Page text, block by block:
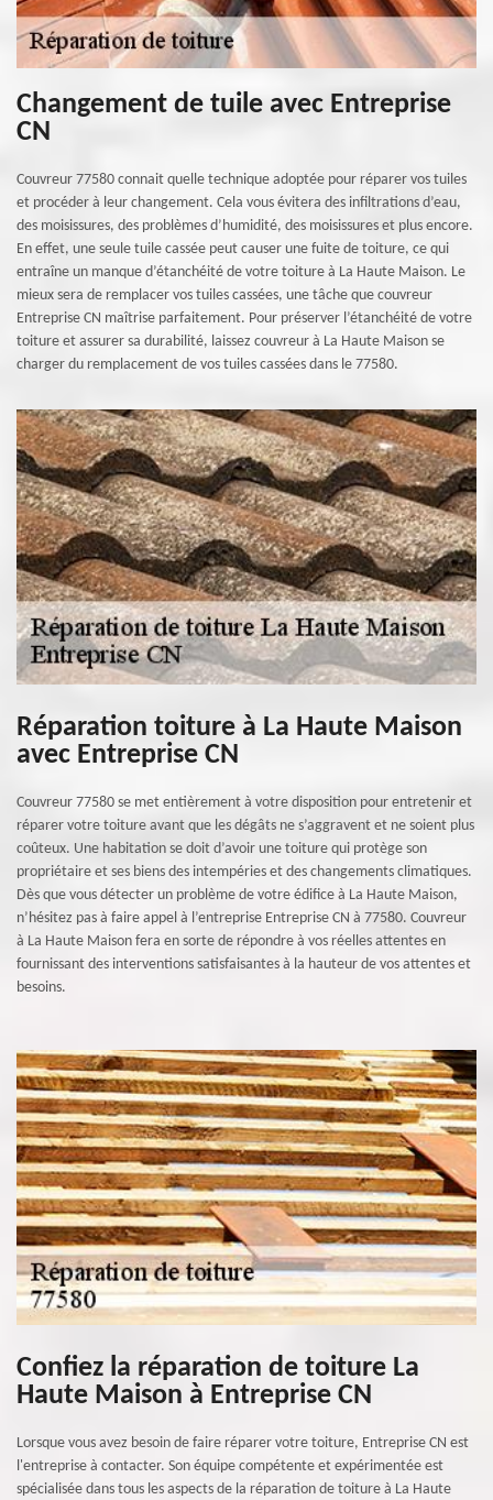
Changement de tuile avec Entreprise
CN
Couvreur 77580 connait quelle technique adoptée pour réparer vos tuiles
et procéder à leur changement. Cela vous évitera des infiltrations d’eau,
des moisissures, des problèmes d’humidité, des moisissures et plus encore.
En effet, une seule tuile cassée peut causer une fuite de toiture, ce qui
entraîne un manque d’étanchéité de votre toiture à La Haute Maison. Le
mieux sera de remplacer vos tuiles cassées, une tâche que couvreur
Entreprise CN maîtrise parfaitement. Pour préserver l’étanchéité de votre
toiture et assurer sa durabilité, laissez couvreur à La Haute Maison se
charger du remplacement de vos tuiles cassées dans le 77580.
Réparation toiture à La Haute Maison
avec Entreprise CN
Couvreur 77580 se met entièrement à votre disposition pour entretenir et
réparer votre toiture avant que les dégâts ne s’aggravent et ne soient plus
coûteux. Une habitation se doit d’avoir une toiture qui protège son
propriétaire et ses biens des intempéries et des changements climatiques.
Dès que vous détecter un problème de votre édifice à La Haute Maison,
n’hésitez pas à faire appel à l’entreprise Entreprise CN à 77580. Couvreur
à La Haute Maison fera en sorte de répondre à vos réelles attentes en
fournissant des interventions satisfaisantes à la hauteur de vos attentes et
besoins.
Confiez la réparation de toiture La
Haute Maison à Entreprise CN
Lorsque vous avez besoin de faire réparer votre toiture, Entreprise CN est
l'entreprise à contacter. Son équipe compétente et expérimentée est
spécialisée dans tous les aspects de la réparation de toiture à La Haute